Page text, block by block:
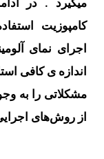
کامپوزیت
اجرای نمای
اندازه ی کافی
مشکلاتی را به
از روش‌های